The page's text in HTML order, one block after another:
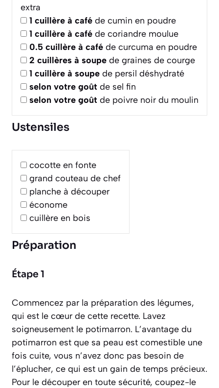
extra
1 cuillère à café de cumin en poudre
1 cuillère à café de coriandre moulue
0.5 cuillère à café de curcuma en poudre
2 cuillères à soupe de graines de courge
1 cuillère à soupe de persil déshydraté
selon votre goût de sel fin
selon votre goût de poivre noir du moulin
Ustensiles
cocotte en fonte
grand couteau de chef
planche à découper
économe
cuillère en bois
Préparation
Étape 1
Commencez par la préparation des légumes,
qui est le cœur de cette recette. Lavez
soigneusement le potimarron. L’avantage du
potimarron est que sa peau est comestible une
fois cuite, vous n’avez donc pas besoin de
l’éplucher, ce qui est un gain de temps précieux.
Pour le découper en toute sécurité, coupez-le